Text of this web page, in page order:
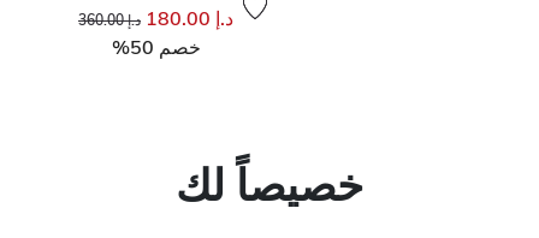
د.إ 180.00 سعر مخفض مند.إ 360.00 إلى
خصم 50%
خصيصاً لك